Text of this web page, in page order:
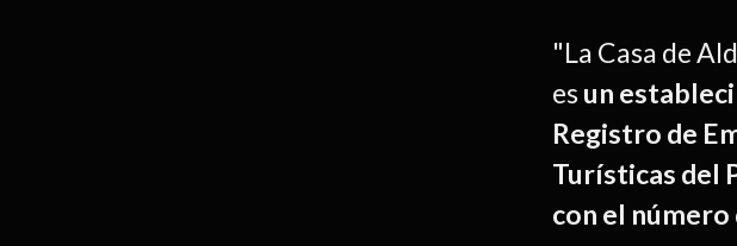
"La Casa de
es un
Registro de
Turísticas del
con el